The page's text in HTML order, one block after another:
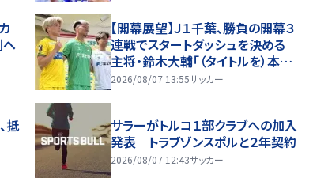
へ
【開幕展望】Ｊ１千葉、勝負の開幕３
連戦でスタートダッシュを決める
主将・鈴木大輔「（タイトルを）本気
で狙う」
2026/08/07 13:55サッカー
抵
サラーがトルコ１部クラブへの加入
発表 トラブゾンスポルと２年契約
2026/08/07 12:43サッカー